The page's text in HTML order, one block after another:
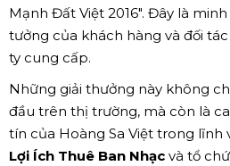
Mạnh Đất Việt 2016". Đây là
tưởng của khách hàng và đối
ty cung cấp.
Những giải thưởng này không
đầu trên thị trường, mà còn là
tín của Hoàng Sa Việt trong lĩnh
Lợi Ích Thuê Ban Nhạc và tổ